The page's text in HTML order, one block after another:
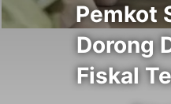
Pemkot
Dorong
Fiskal